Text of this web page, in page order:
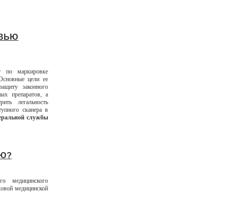
по маркировке
цели ее
законного
препаратов, а
легальность
сканера в
службы
медицинского
медицинской